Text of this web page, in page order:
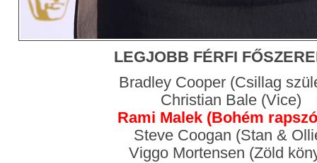
LEGJOBB FÉRFI
Bradley Cooper (Csillag
Christian Bale (Vice)
Rami Malek (Bohém
Steve Coogan (Stan &
Viggo Mortensen (Zöld